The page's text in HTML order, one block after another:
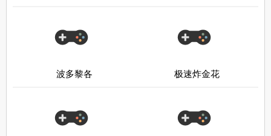
波多黎各 极速炸金花